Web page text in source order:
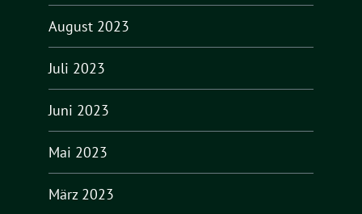
August 2023
Juli 2023
Juni 2023
Mai 2023
März 2023